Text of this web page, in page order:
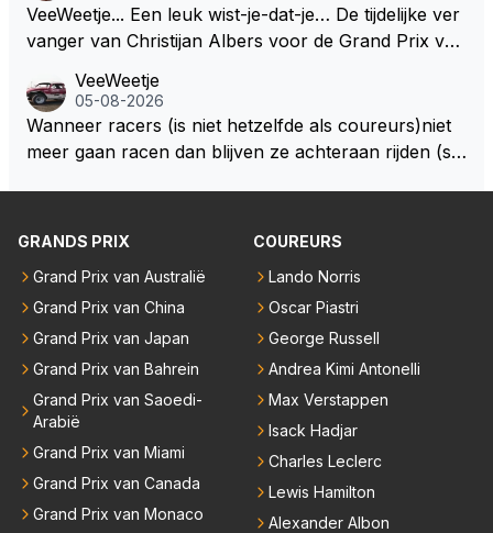
VeeWeetje... Een leuk wist-je-dat-je… De tijdelijke ver
vanger van Christijan Albers voor de Grand Prix van
rkus Winkelhock. Vanaf de race daarna werd het st
oeltje definitief overgenomen door Sakon Yamamot
o. Na 2 rondes gokte Markus Winkelhock goed (hij k
Dat was ook de enige keer dat een Spyker ooit aan
en had, werd hij helaas aan alle kanten door iederee
n achterhaald. Hij moest later opgeven vanwege een
technisch mankement. Het was ook de enige keer d
at Markus Winkelhock een officiële Formule 1 race r
VeeWeetje
05-08-2026
Wanneer racers (is niet hetzelfde als coureurs)niet
meer gaan racen dan blijven ze achteraan rijden (so
GRANDS PRIX
Grand Prix van Australië
Grand Prix van China
Grand Prix van Japan
Grand Prix van Bahrein
Grand Prix van Saoedi-
Arabië
Grand Prix van Miami
Grand Prix van Canada
Grand Prix van Monaco
COUREURS
Lando Norris
Oscar Piastri
George Russell
Andrea Kimi Antonelli
Max Verstappen
Isack Hadjar
Charles Leclerc
Lewis Hamilton
Alexander Albon